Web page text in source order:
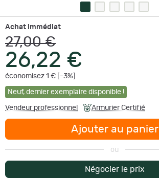
Achat immédiat
27,00 €
26,22 €
économisez 1 € [-3%]
Neuf, dernier exemplaire disponible !
Vendeur professionnel Armurier Certifié
Ajouter au panier
ou
Négocier le prix